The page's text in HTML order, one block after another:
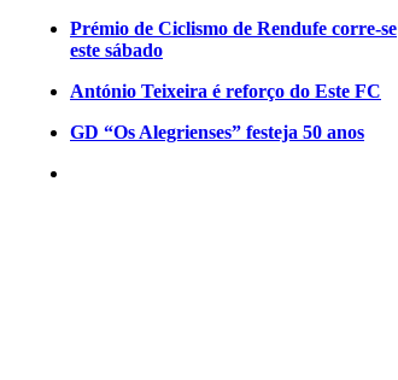
Prémio de Ciclismo de Rendufe corre-se
este sábado
António Teixeira é reforço do Este FC
GD “Os Alegrienses” festeja 50 anos